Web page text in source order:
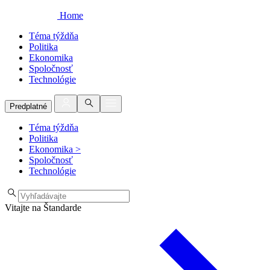
Home
Téma týždňa
Politika
Ekonomika
Spoločnosť
Technológie
Predplatné
Téma týždňa
Politika
Ekonomika >
Spoločnosť
Technológie
Vitajte na Štandarde